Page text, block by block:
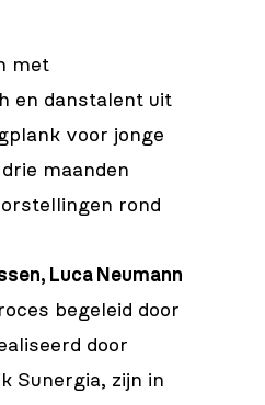
met
en danstalent uit
voor jonge
maanden
rond
Luca Neumann
begeleid door
door
Sunergia, zijn in